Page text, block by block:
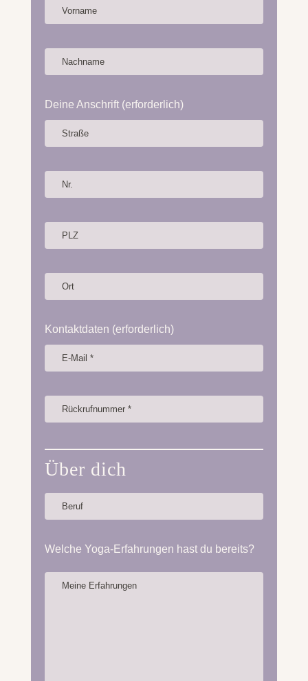
Deine Anschrift (erforderlich)
Kontaktdaten (erforderlich)
Über dich
Welche Yoga-Erfahrungen hast du bereits?